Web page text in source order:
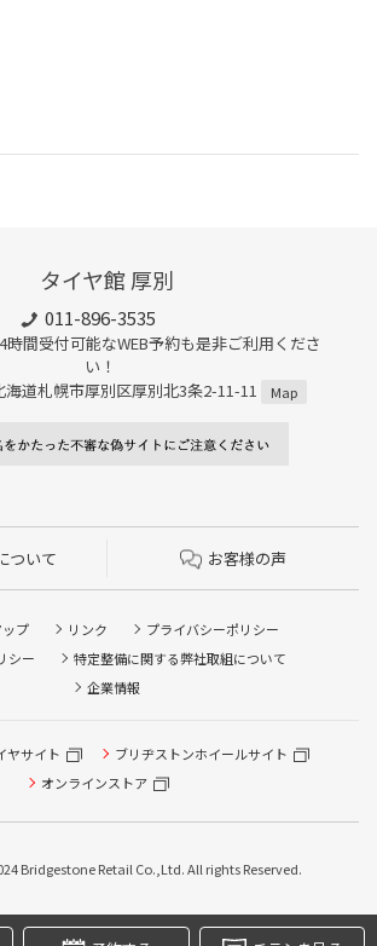
タイヤ館 厚別
011-896-3535
間受付可能なWEB予約も是非ご利用くださ
い！
道札幌市厚別区厚別北3条2-11-11
Map
ついて お客様の声
プ リンク
プライバシーポリシー
シー
特定整備に関する弊社取組について
企業情報
ヤサイト
ブリヂストンホイールサイト
オンラインストア
Bridgestone Retail Co.,Ltd. All rights Reserved.
全点検/タイヤ履き替え/オイル交換/その他
予約
き替え順番待ち予約 ※クローク契約会員の